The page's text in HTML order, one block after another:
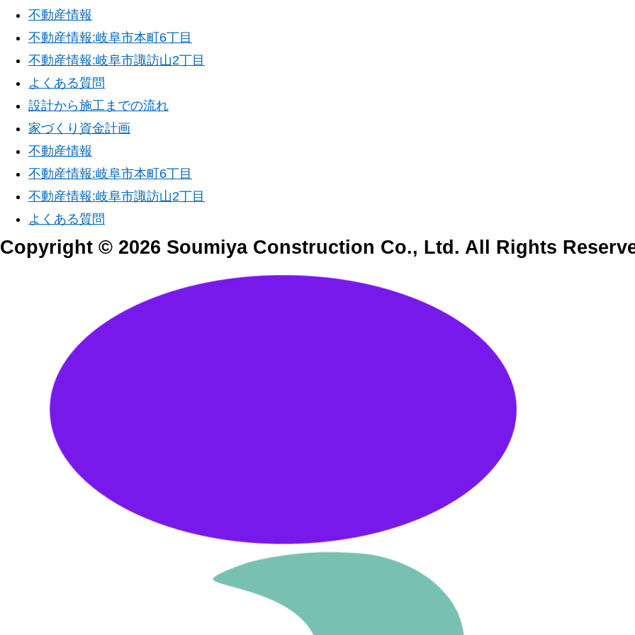
不動産情報
不動産情報:岐阜市本町6丁目
不動産情報:岐阜市諏訪山2丁目
よくある質問
設計から施工までの流れ
家づくり資金計画
不動産情報
不動産情報:岐阜市本町6丁目
不動産情報:岐阜市諏訪山2丁目
よくある質問
Copyright © 2026 Soumiya Construction Co., Ltd. All Rights